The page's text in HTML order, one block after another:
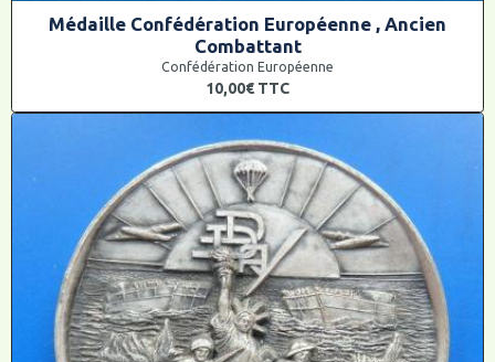
Médaille Confédération Européenne , Ancien
Combattant
Confédération Européenne
10,00€ TTC